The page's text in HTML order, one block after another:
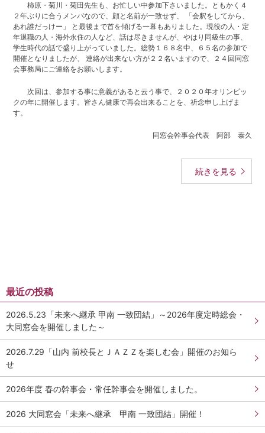
関連リンク
サイトマップ
お問い合わせ
甲南高等学校・中学校
学校法人甲南学園
柿原・菊川・菊田先生も、お忙しい中参加下さいました。ともかく４
２年ぶりに合うメンバなので、顔と名前が一致せず、 「会釈をしてから、
あれ誰だっけー」 と最後まで首を傾げる一幕もありました。現役の人・定
年退職の人・海外永住の人など、話は尽きませんが、やはり同級生の事、
学生時代の話で盛り上がっていました。総勢１６８名中、６５名の参加で
開催となりましたが、 連絡が出来ない方が２２名いますので、２４回同窓
会事務局にご連絡をお願いします。
次回は、参加する事に意義があると云う事で、２０２０年オリンピッ
クの年に開催します。皆さん健康で再会出来ることを、祈念申し上げま
す。
同窓会幹事会代表 阿部 泰久
続きを見る
最近の投稿
2026.5.23「未来へ継承 甲南 一致団結」～2026年度定時総会・
大同窓会を開催しました～
2026.7.29「山内 前校長とＪＡＺＺを楽しむ会」開催のお知ら
せ
2026年度 春の幹事会・常任幹事会を開催しました。
2026 大同窓会「未来へ継承 甲南 一致団結」開催！